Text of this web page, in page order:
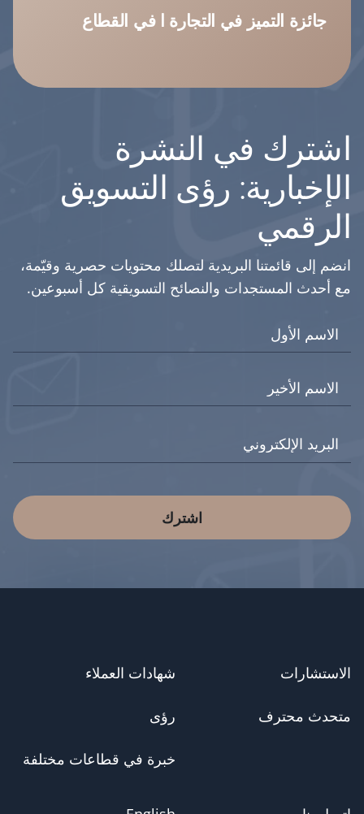
جائزة التميز في التجارة ا في القطاع
اشترك في النشرة
الإخبارية: رؤى التسويق
الرقمي
انضم إلى قائمتنا البريدية لتصلك محتويات حصرية وقيّمة،
مع أحدث المستجدات والنصائح التسويقية كل أسبوعين.
اشترك
الاستشارات
متحدث محترف
شهادات العملاء
رؤى
خبرة في قطاعات مختلفة